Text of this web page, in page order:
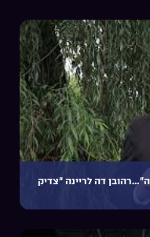
דה לריינה “צדיק